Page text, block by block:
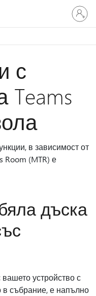
Влезте
във
вашия
с
Teams
в зависимост от
Room (MTR) е
дъска
устройство с
в събрание, е напълно